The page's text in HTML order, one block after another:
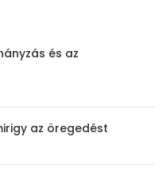
és az
az öregedést